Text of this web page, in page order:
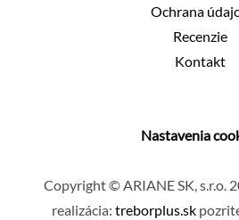
Ochrana
Recenzie
Kontakt
Nastavenia
Copyright © ARIANE SK, s.r.o.
realizácia: treborplus.sk